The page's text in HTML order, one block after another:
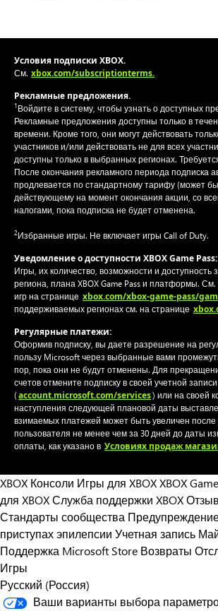
Условия подписки XBOX.
См. xbox.com/subscriptionterms.
Рекламные предложения.
1Войдите в систему, чтобы узнать о доступных
Рекламные предложения доступны только в
времени. Кроме того, они могут действовать
участников и/или действовать не для всех
доступны только в выбранных регионах.
После окончания рекламного периода подписка
продлевается по стандартному тарифу (может
действующему на момент окончания акции, со
налогами, пока подписка не будет отменена.
2Избранные игры. Не включает игры Call of Duty.
Уведомление о доступности XBOX Game Pass:
Игры, их количество, возможности и доступность
региона, плана XBOX Game Pass и платформы.
игр на странице xbox.com/xbox-game-pass/
поддерживаемых регионах см. на странице
Регулярные платежи:
Оформив подписку, вы даете разрешение на
пользу Microsoft через выбранные вами
пор, пока они не будут отменены. Для
счетов отмените подписку в своей учетной
(account.microsoft.com/services) или на своей
наступления следующей плановой даты
взимаемых платежей может быть увеличен после
пользователя не менее чем за 30 дней до даты
оплаты, как указано в Условиях продаж
XBOX Консоли Игры для XBOXXBOX
для XBOXСлужба поддержки XBOX
Стандарты сообщества
приступах эпилепсии Учетная запись
Поддержка Microsoft Store Возвраты
Игры
Русский (Россия)
Ваши варианты выбора